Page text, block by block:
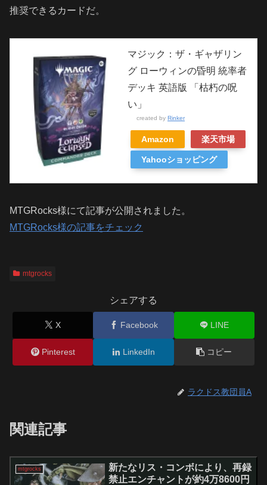
推奨できるカードだ。
マジック：ザ・ギャザリン
グ ローウィンの昏明 統率者
デッキ 英語版 「枯朽の呪
い」
created by Rinker
Amazon 楽天市場
Yahooショッピング
MTGRocks様にて記事が公開されました。
MTGRocks様の記事をチェック
mtgrocks
シェアする
X Facebook LINE
Pinterest LinkedIn コピー
ラクドス教団員A
関連記事
mtgrocks
新たなリス・コンボにより、再録
禁止エンチャントが約4万8600円